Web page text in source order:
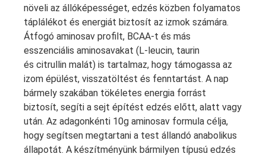
növeli az állóképességet, edzés közben folyamatos
táplálékot és energiát biztosít az izmok számára.
Átfogó aminosav profilt, BCAA-t és más
esszenciális aminosavakat (L-leucin, taurin
és citrullin malát) is tartalmaz, hogy támogassa az
izom épülést, visszatöltést és fenntartást. A nap
bármely szakában tökéletes energia forrást
biztosít, segíti a sejt építést edzés előtt, alatt vagy
után. Az adagonkénti 10g aminosav formula célja,
hogy segítsen megtartani a test állandó anabolikus
állapotát. A készítményünk bármilyen típusú edzés